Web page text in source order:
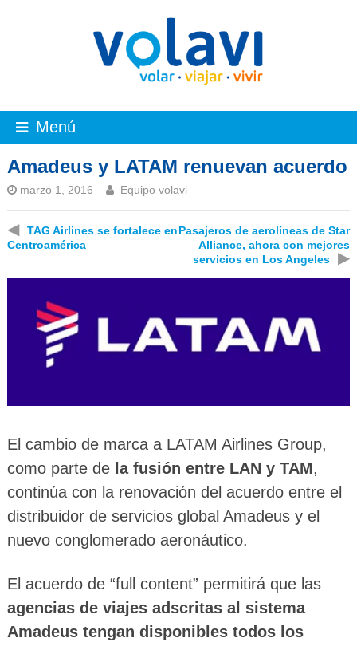
Menú
Amadeus y LATAM renuevan acuerdo
marzo 1, 2016 Equipo volavi
◀
TAG Airlines se fortalece en
Centroamérica
Pasajeros de aerolíneas de Star
Alliance, ahora con mejores
servicios en Los Angeles
▶
El cambio de marca a LATAM Airlines Group,
como parte dela fusión entre LAN y TAM,
continúa con la renovación del acuerdo entre el
distribuidor de servicios global Amadeus y el
nuevo conglomerado aeronáutico.
El acuerdo de “full content” permitirá que las
agencias de viajes adscritas al sistema
Amadeus tengan disponibles todos los